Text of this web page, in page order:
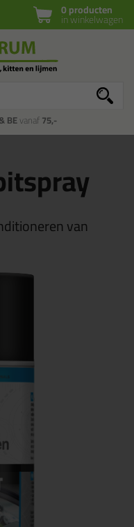
0 producten
in winkelwagen
BEvanaf75,-
van